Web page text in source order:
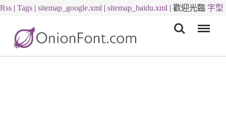
Rss | Tags | sitemap_google.xml | sitemap_baidu.xml | 歡迎光臨 字型